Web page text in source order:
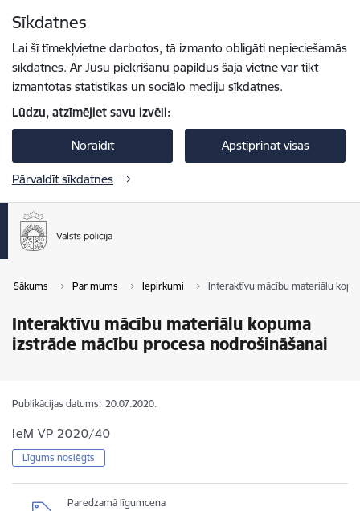
Sīkdatnes
Lai šī tīmekļvietne darbotos, tā izmanto obligāti nepieciešamās
sīkdatnes. Ar Jūsu piekrišanu papildus šajā vietnē var tikt
izmantotas statistikas un sociālo mediju sīkdatnes.
Lūdzu, atzīmējiet savu izvēli:
Noraidīt Apstiprināt visas
Pārvaldīt sīkdatnes
Sākums Par mums Iepirkumi Interaktīvu mācību materiālu
Interaktīvu mācību materiālu kopuma
izstrāde mācību procesa nodrošināšanai
Publikācijas datums: 20.07.2020.
IeM VP 2020/40
Līgums noslēgts
Paredzamā līgumcena